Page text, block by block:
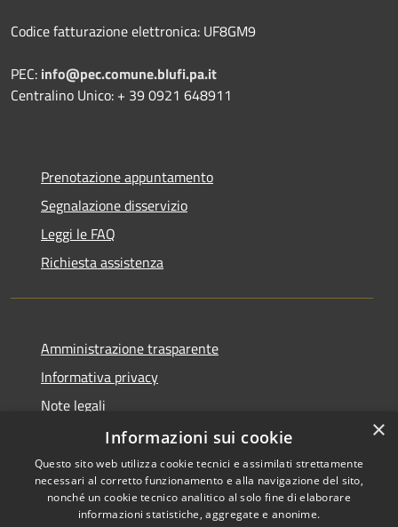
Codice fatturazione elettronica: UF8GM9
PEC: info@pec.comune.blufi.pa.it
Centralino Unico: + 39 0921 648911
Prenotazione appuntamento
Segnalazione disservizio
Leggi le FAQ
Richiesta assistenza
Amministrazione trasparente
Informativa privacy
Note legali
Dichiarazione di accessibilità
Copyright © 2026 • Comune di
×
Informazioni sui cookie
Questo sito web utilizza cookie tecnici e assimilati strettamente
necessari al corretto funzionamento e alla navigazione del sito,
nonché un cookie tecnico analitico al solo fine di elaborare
informazioni statistiche, aggregate e anonime.